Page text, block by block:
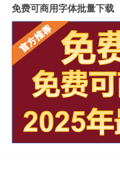
免费可商用字体批量下载